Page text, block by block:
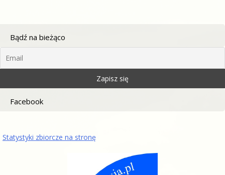
Bądź na bieżąco
Facebook
Statystyki zbiorcze na stronę